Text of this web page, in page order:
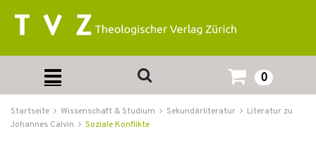
0
Startseite Wissenschaft & Studium Sekundärliteratur
Literatur zu
Johannes Calvin
Soziale Konflikte